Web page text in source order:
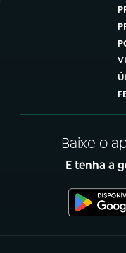
Baixe o
E tenha a